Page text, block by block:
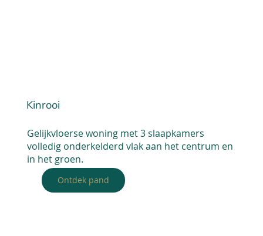
Kinrooi
Gelijkvloerse woning met 3 slaapkamers
volledig onderkelderd vlak aan het centrum en
in het groen.
Ontdek pand